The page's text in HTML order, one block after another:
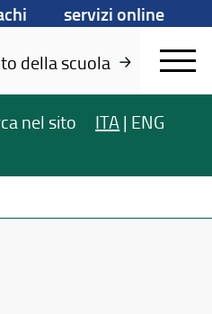
servizi online
della scuola
nel sito ITA | ENG